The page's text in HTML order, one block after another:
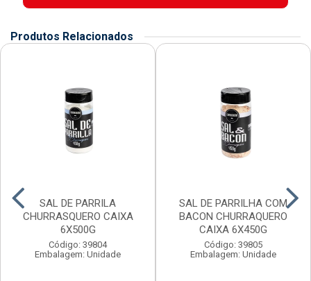
Produtos Relacionados
SAL DE PARRILA
CHURRASQUERO CAIXA
6X500G
Código: 39804
Embalagem: Unidade
SAL DE PARRILHA COM
BACON CHURRAQUERO
CAIXA 6X450G
Código: 39805
Embalagem: Unidade